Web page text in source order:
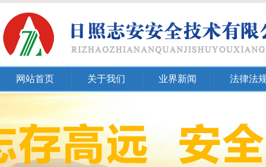
网站首页 关于我们 业界新闻 法律法